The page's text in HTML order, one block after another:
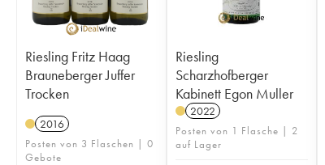
Riesling Fritz Haag
Brauneberger Juffer
Trocken
2016
Posten von 3 Flaschen | 0
Gebote
Riesling
Scharzhofberger
Kabinett Egon Muller
2022
Posten von 1 Flasche | 2
auf Lager